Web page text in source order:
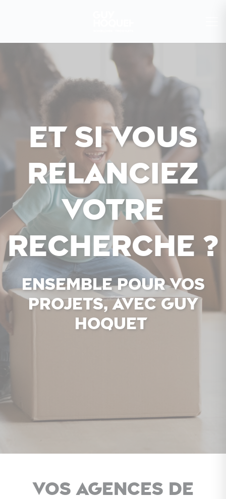
Et si vous
relanciez
votre
recherche ?
Ensemble pour vos
projets, avec Guy
Hoquet
Vos agences de